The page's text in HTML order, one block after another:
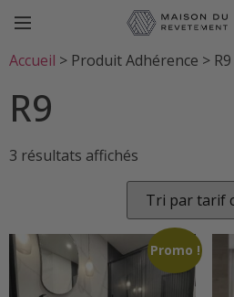
Accueil > Produit Adhérence > R9
R9
3 résultats affichés
Promo !
Léa